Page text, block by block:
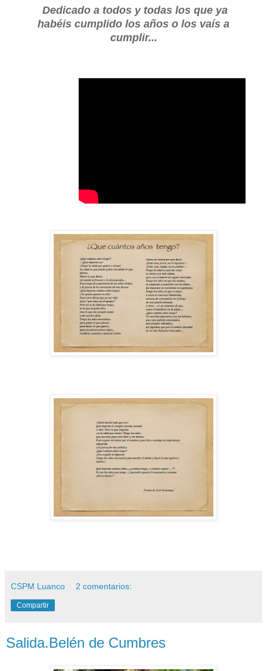
Dedicado a todos y todas los que ya
habéis cumplido los años o los vaís a
cumplir...
CSPM Luanco 2 comentarios:
Compartir
Salida.Belén de Cumbres